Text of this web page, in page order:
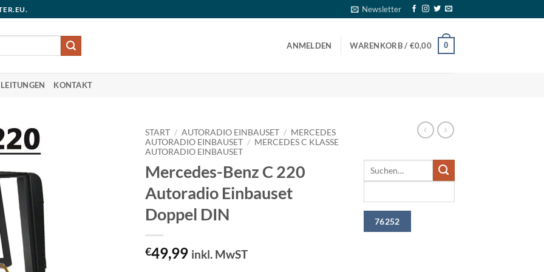
Newsletter
ANMELDEN WARENKORB / €0,00 0
KONTAKT
START / AUTORADIO EINBAUSET / MERCEDES
AUTORADIO EINBAUSET / MERCEDES C KLASSE
AUTORADIO EINBAUSET
Mercedes-Benz C 220
Autoradio Einbauset
Doppel DIN
€49,99 inkl. MwST